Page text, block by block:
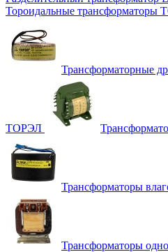
Тороидальные
Трансформаторные
ТОРЭЛ
Трансформаторы
Трансформаторы